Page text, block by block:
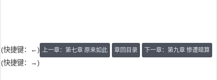
(快捷键：←) 上一章：第七章 原来如此 章回目录 下一章：第九章 惨遭暗算
(快捷键：→)